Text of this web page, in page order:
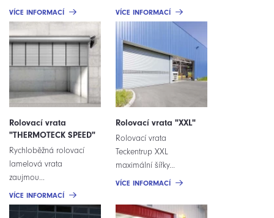
VÍCE INFORMACÍ VÍCE INFORMACÍ
Rolovací vrata
"THERMOTECK SPEED"
Rychloběžná rolovací
lamelová vrata
zaujmou...
VÍCE INFORMACÍ
Rolovací vrata "XXL"
Rolovací vrata
Teckentrup XXL
maximální šířky...
VÍCE INFORMACÍ